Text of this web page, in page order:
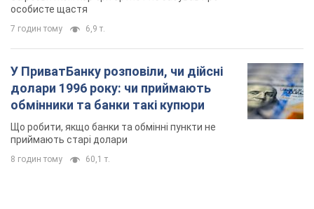
особисте щастя
7 годин тому 6,9 т.
У ПриватБанку розповіли, чи дійсні
долари 1996 року: чи приймають
обмінники та банки такі купюри
Що робити, якщо банки та обмінні пункти не
приймають старі долари
8 годин тому 60,1 т.